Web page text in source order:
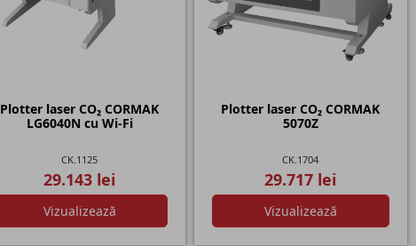
Plotter laser CO₂ CORMAK
LG6040N cu Wi-Fi
CK.1125
29.143 lei
Vizualizează
Plotter laser CO₂ CORMAK
5070Z
CK.1704
29.717 lei
Vizualizează